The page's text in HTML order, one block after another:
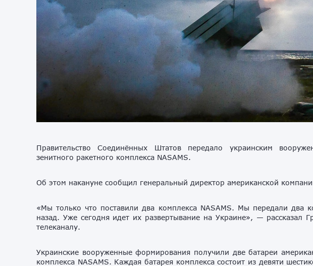
Правительство Соединённых Штатов передало украинским
зенитного ракетного комплекса NASAMS.
Об этом накануне сообщил генеральный директор американской
«Мы только что поставили два комплекса NASAMS. Мы передали два
назад. Уже сегодня идет их развертывание на Украине», — рассказал
телеканалу.
Украинские вооруженные формирования получили две батареи
комплекса NASAMS. Каждая батарея комплекса состоит из девяти